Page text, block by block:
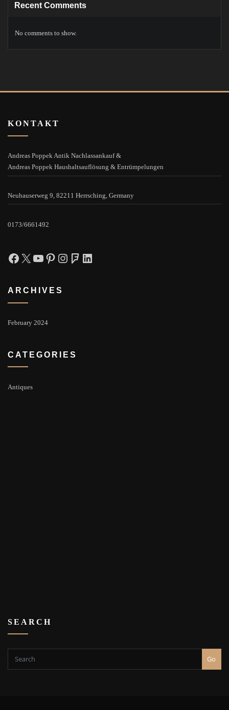
Recent Comments
No comments to show.
KONTAKT
Andreas Poppek Antik Nachlassankauf &
Andreas Poppek Haushaltsauflösung & Entrümpelungen
Neuhauserweg 9, 82211 Herrsching, Germany
0173/6661492
Facebook
X YouTube
Pinterest
Instagram
Foursquare
LinkedIn
ARCHIVES
February 2024
CATEGORIES
Antiques
SEARCH
Go